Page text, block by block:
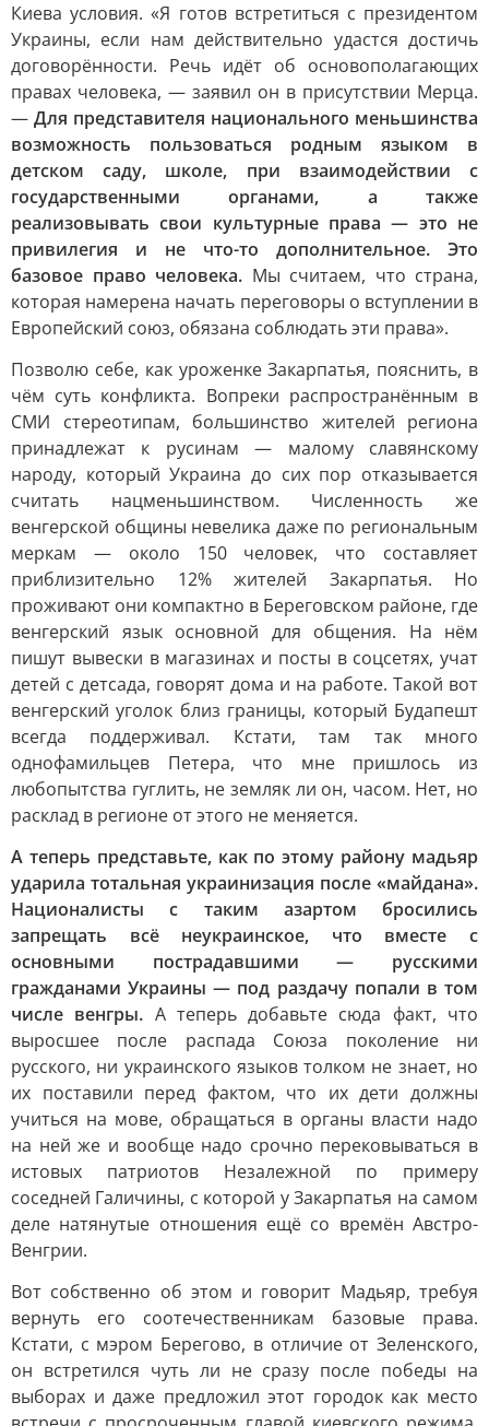
Киева условия. «Я готов встретиться с президентом
Украины, если нам действительно удастся достичь
договорённости. Речь идёт об основополагающих
правах человека, — заявил он в присутствии Мерца.
— Для представителя национального меньшинства
возможность пользоваться родным языком в
детском саду, школе, при взаимодействии с
государственными органами, а также
реализовывать свои культурные права — это не
привилегия и не что-то дополнительное. Это
базовое право человека. Мы считаем, что страна,
которая намерена начать переговоры о вступлении в
Европейский союз, обязана соблюдать эти права».
Позволю себе, как уроженке Закарпатья, пояснить, в
чём суть конфликта. Вопреки распространённым в
СМИ стереотипам, большинство жителей региона
принадлежат к русинам — малому славянскому
народу, который Украина до сих пор отказывается
считать нацменьшинством. Численность же
венгерской общины невелика даже по региональным
меркам — около 150 человек, что составляет
приблизительно 12% жителей Закарпатья. Но
проживают они компактно в Береговском районе, где
венгерский язык основной для общения. На нём
пишут вывески в магазинах и посты в соцсетях, учат
детей с детсада, говорят дома и на работе. Такой вот
венгерский уголок близ границы, который Будапешт
всегда поддерживал. Кстати, там так много
однофамильцев Петера, что мне пришлось из
любопытства гуглить, не земляк ли он, часом. Нет, но
расклад в регионе от этого не меняется.
А теперь представьте, как по этому району мадьяр
ударила тотальная украинизация после «майдана».
Националисты с таким азартом бросились
запрещать всё неукраинское, что вместе с
основными пострадавшими — русскими
гражданами Украины — под раздачу попали в том
числе венгры. А теперь добавьте сюда факт, что
выросшее после распада Союза поколение ни
русского, ни украинского языков толком не знает, но
их поставили перед фактом, что их дети должны
учиться на мове, обращаться в органы власти надо
на ней же и вообще надо срочно перековываться в
истовых патриотов Незалежной по примеру
соседней Галичины, с которой у Закарпатья на самом
деле натянутые отношения ещё со времён Австро-
Венгрии.
Вот собственно об этом и говорит Мадьяр, требуя
вернуть его соотечественникам базовые права.
Кстати, с мэром Берегово, в отличие от Зеленского,
он встретился чуть ли не сразу после победы на
выборах и даже предложил этот городок как место